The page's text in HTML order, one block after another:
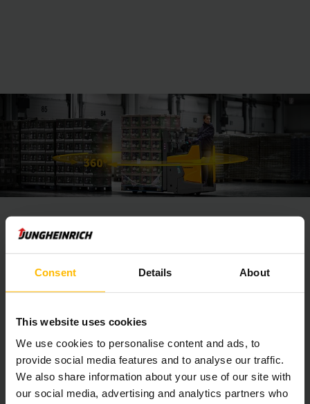
Consent Details About
This website uses cookies
We use cookies to personalise content and ads, to
provide social media features and to analyse our traffic.
We also share information about your use of our site with
our social media, advertising and analytics partners who
Mi brinemo o Vašoj investiciji – od prijema
robe do izdavanja robe
uspeh: ako nijedna roba nije oštećena, onda imate potpunu
kontrolu nad svojim troškovima, možete smanjiti broj
reklamacija i uživati u reputaciji pouzdanih isporuka kod svojih
kupaca. Pružamo podršku u prepoznavanju rizika za Vašu robu
u celom skladištu i upravljanju ovim rizicima pomoću naših
bezbednosnih rešenja. Na kraju krajeva, mi smo samo